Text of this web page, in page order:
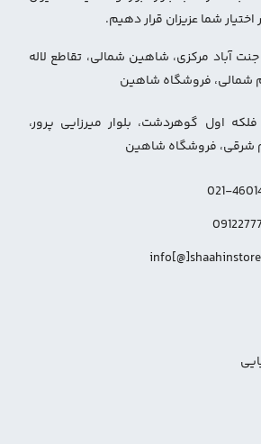
شما عزیزان قرار دهیم.
آباد مرکزی، شاهین شمالی، تقاطع لاله
اول گوهردشت، بلوار میرزایی پرور،
شرقی، فروشگاه شاهین